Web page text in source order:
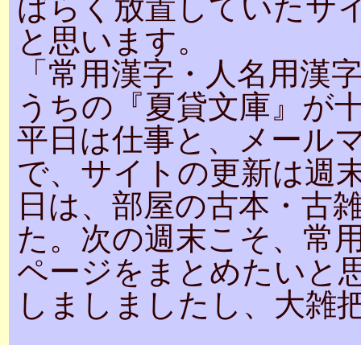
ばらく放置していたサ
と思います。
「常用漢字・人名用漢
うちの『夏貸文庫』が
平日は仕事と、メール
で、サイトの更新は週
日は、部屋の古本・古
た。次の週末こそ、常
ページをまとめたいと
しましましたし、大雑